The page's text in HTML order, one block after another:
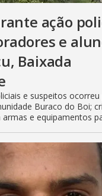
ação
e
Baixada
e suspeitos
Buraco do Boi;
e equipamentos